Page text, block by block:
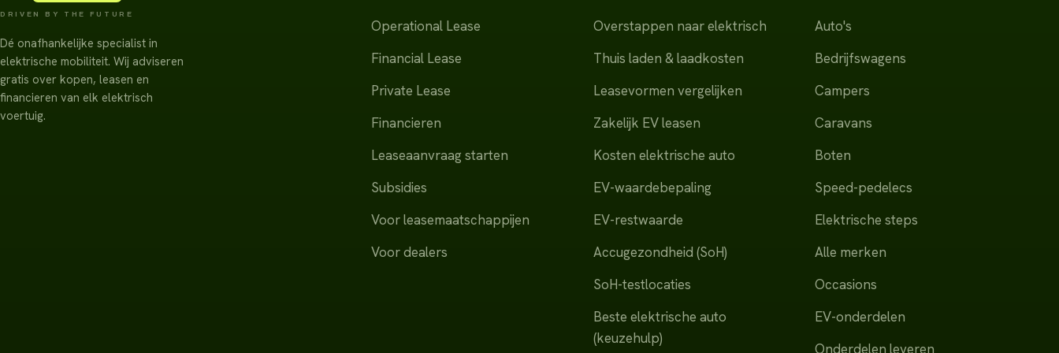
DRIVEN BY THE FUTURE
Dé onafhankelijke specialist in
elektrische mobiliteit. Wij adviseren
gratis over kopen, leasen en
financieren van elk elektrisch
voertuig.
Operational Lease
Financial Lease
Private Lease
Financieren
Leaseaanvraag starten
Subsidies
Voor leasemaatschappijen
Voor dealers
Overstappen naar elektrisch
Thuis laden & laadkosten
Leasevormen vergelijken
Zakelijk EV leasen
Kosten elektrische auto
EV-waardebepaling
EV-restwaarde
Accugezondheid (SoH)
SoH-testlocaties
Beste elektrische auto
(keuzehulp)
Auto's
Bedrijfswagens
Campers
Caravans
Boten
Speed-pedelecs
Elektrische steps
Alle merken
Occasions
EV-onderdelen
Onderdelen leveren